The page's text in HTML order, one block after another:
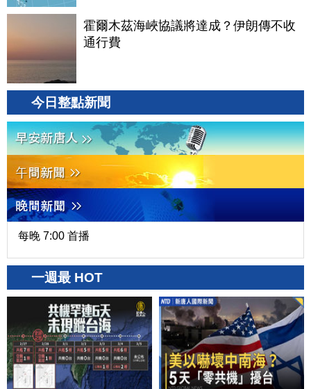
霍爾木茲海峽協議將達成？伊朗傳不收
通行費
今日整點新聞
每晚 7:00 首播
一週最 HOT